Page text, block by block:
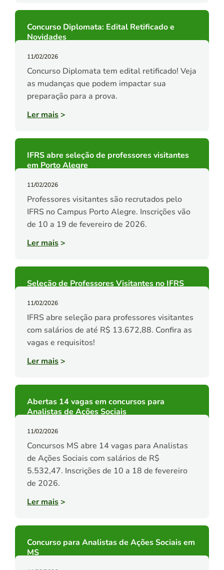
Concurso Diplomata: Edital Retificado e
Novidades
11/02/2026
Concurso Diplomata tem edital retificado! Veja
as mudanças que podem impactar sua
preparação para a prova.
Ler mais>
IFRS abre seleção de professores visitantes
em Porto Alegre
11/02/2026
Professores visitantes são recrutados pelo
IFRS no Campus Porto Alegre. Inscrições vão
de 10 a 19 de fevereiro de 2026.
Ler mais>
Seleção de Professores Visitantes no IFRS
11/02/2026
IFRS abre seleção para professores visitantes
com salários de até R$ 13.672,88. Confira as
vagas e requisitos!
Ler mais>
Abertas 14 vagas em concursos para
Analistas de Ações Sociais
11/02/2026
Concursos MS abre 14 vagas para Analistas
de Ações Sociais com salários de R$
5.532,47. Inscrições de 10 a 18 de fevereiro
de 2026.
Ler mais>
Concurso para Analistas de Ações Sociais em
MS